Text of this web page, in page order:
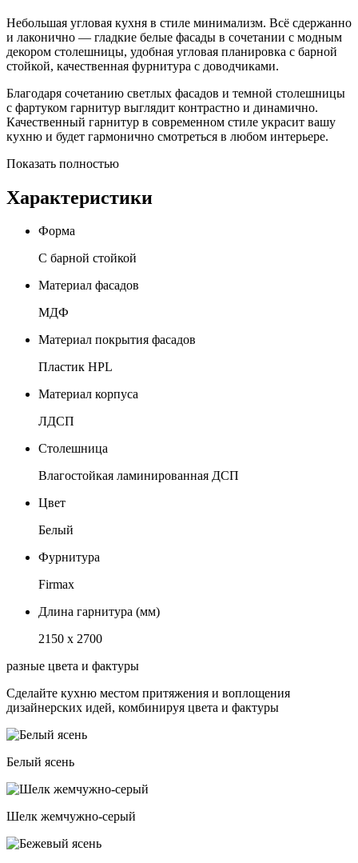
Небольшая угловая кухня в стиле минимализм. Всё сдержанно
и лаконично — гладкие белые фасады в сочетании с модным
декором столешницы, удобная угловая планировка с барной
стойкой, качественная фурнитура с доводчиками.
Благодаря сочетанию светлых фасадов и темной столешницы
с фартуком гарнитур выглядит контрастно и динамично.
Качественный гарнитур в современном стиле украсит вашу
кухню и будет гармонично смотреться в любом интерьере.
Показать полностью
Характеристики
Форма
С барной стойкой
Материал фасадов
МДФ
Материал покрытия фасадов
Пластик HPL
Материал корпуса
ЛДСП
Столешница
Влагостойкая ламинированная ДСП
Цвет
Белый
Фурнитура
Firmax
Длина гарнитура (мм)
2150 х 2700
разные цвета и фактуры
Сделайте кухню местом притяжения и воплощения
дизайнерских идей, комбинируя цвета и фактуры
Белый ясень
Шелк жемчужно-серый